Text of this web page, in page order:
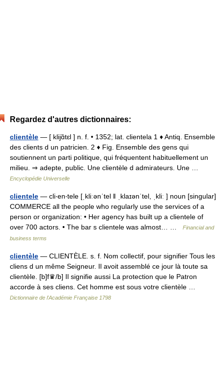
Regardez d'autres dictionnaires:
clientèle — [ klijɑ̃tɛl ] n. f. • 1352; lat. clientela 1 ♦ Antiq. Ensemble
des clients d un patricien. 2 ♦ Fig. Ensemble des gens qui
soutiennent un parti politique, qui fréquentent habituellement un
milieu. ⇒ adepte, public. Une clientèle d admirateurs. Une …
Encyclopédie Universelle
clientele — cli‧en‧tele [ˌkliːənˈtel ǁ ˌklaɪənˈtel, ˌkliː ] noun [singular]
COMMERCE all the people who regularly use the services of a
person or organization: • Her agency has built up a clientele of
over 700 actors. • The bar s clientele was almost… …
Financial and
business terms
clientèle — CLIENTÈLE. s. f. Nom collectif, pour signifier Tous les
cliens d un même Seigneur. Il avoit assemblé ce jour là toute sa
clientèle. [b]f♛/b] Il signifie aussi La protection que le Patron
accorde à ses cliens. Cet homme est sous votre clientèle …
Dictionnaire de l'Académie Française 1798